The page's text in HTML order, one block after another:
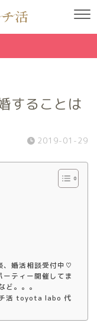
することは
2019-01-29
、婚活相談受付中♡
ティー開催してま
ど。。。
活 toyota labo 代